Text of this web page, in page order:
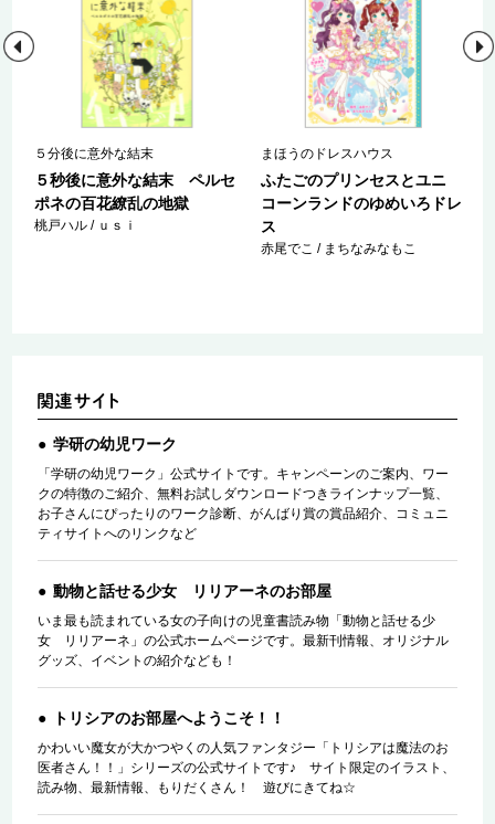
５分後に意外な結末
５秒後に意外な結末 ペルセ
ポネの百花繚乱の地獄
桃戸ハル / ｕｓｉ
まほうのドレスハウス
ふたごのプリンセスとユニ
コーンランドのゆめいろドレ
ス
赤尾でこ / まちなみなもこ
学研の幼児ワーク
「学研の幼児ワーク」公式サイトです。キャンペーンのご案内、ワー
クの特徴のご紹介、無料お試しダウンロードつきラインナップ一覧、
お子さんにぴったりのワーク診断、がんばり賞の賞品紹介、コミュニ
ティサイトへのリンクなど
動物と話せる少女 リリアーネのお部屋
いま最も読まれている女の子向けの児童書読み物「動物と話せる少
女 リリアーネ」の公式ホームページです。最新刊情報、オリジナル
グッズ、イベントの紹介なども！
トリシアのお部屋へようこそ！！
かわいい魔女が大かつやくの人気ファンタジー「トリシアは魔法のお
医者さん！！」シリーズの公式サイトです♪ サイト限定のイラスト、
読み物、最新情報、もりだくさん！ 遊びにきてね☆